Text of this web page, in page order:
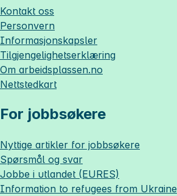
Kontakt oss
Personvern
Informasjonskapsler
Tilgjengelighetserklæring
Om arbeidsplassen.no
Nettstedkart
For jobbsøkere
Nyttige artikler for jobbsøkere
Spørsmål og svar
Jobbe i utlandet (EURES)
Information to refugees from Ukraine